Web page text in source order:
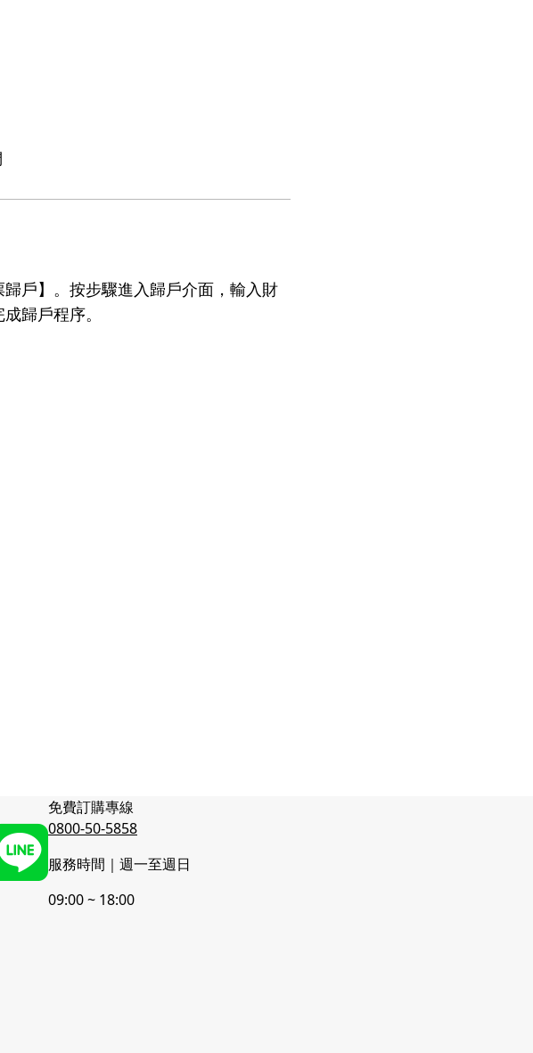
戶】。按步驟進入歸戶介面，輸入財
歸戶程序。
免費訂購專線
0800-50-5858
服務時間｜週一至週日
09:00 ~ 18:00